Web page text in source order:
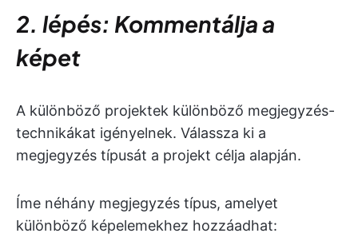
2. lépés: Kommentálja a
képet
A különböző projektek különböző megjegyzés-
technikákat igényelnek. Válassza ki a
megjegyzés típusát a projekt célja alapján.
Íme néhány megjegyzés típus, amelyet
különböző képelemekhez hozzáadhat: